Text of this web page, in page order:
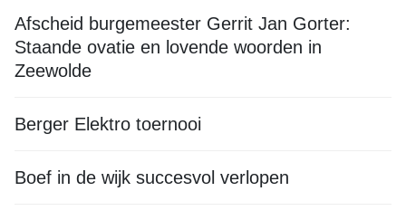
Afscheid burgemeester Gerrit Jan Gorter:
Staande ovatie en lovende woorden in
Zeewolde
Berger Elektro toernooi
Boef in de wijk succesvol verlopen